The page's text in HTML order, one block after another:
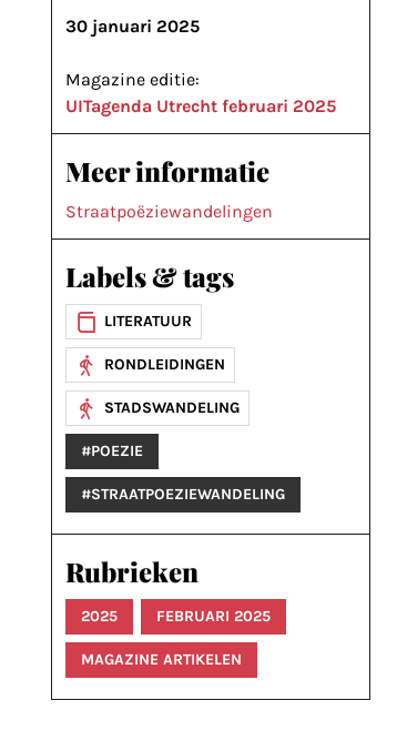
30 januari 2025
Magazine editie:
UITagenda Utrecht februari 2025
Meer informatie
Straatpoëziewandelingen
Labels & tags
LITERATUUR
RONDLEIDINGEN
STADSWANDELING
#POEZIE
#STRAATPOEZIEWANDELING
Rubrieken
2025 FEBRUARI 2025
MAGAZINE ARTIKELEN